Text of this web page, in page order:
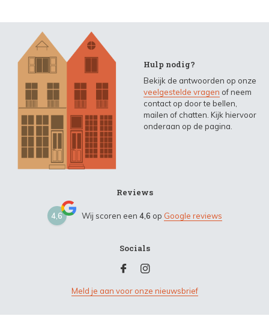
Hulp nodig?
Bekijk de antwoorden op onze
veelgestelde vragen of neem
contact op door te bellen,
mailen of chatten. Kijk hiervoor
onderaan op de pagina.
Reviews
4,6 Wij scoren een 4,6 op Google reviews
Socials
Meld je aan voor onze nieuwsbrief